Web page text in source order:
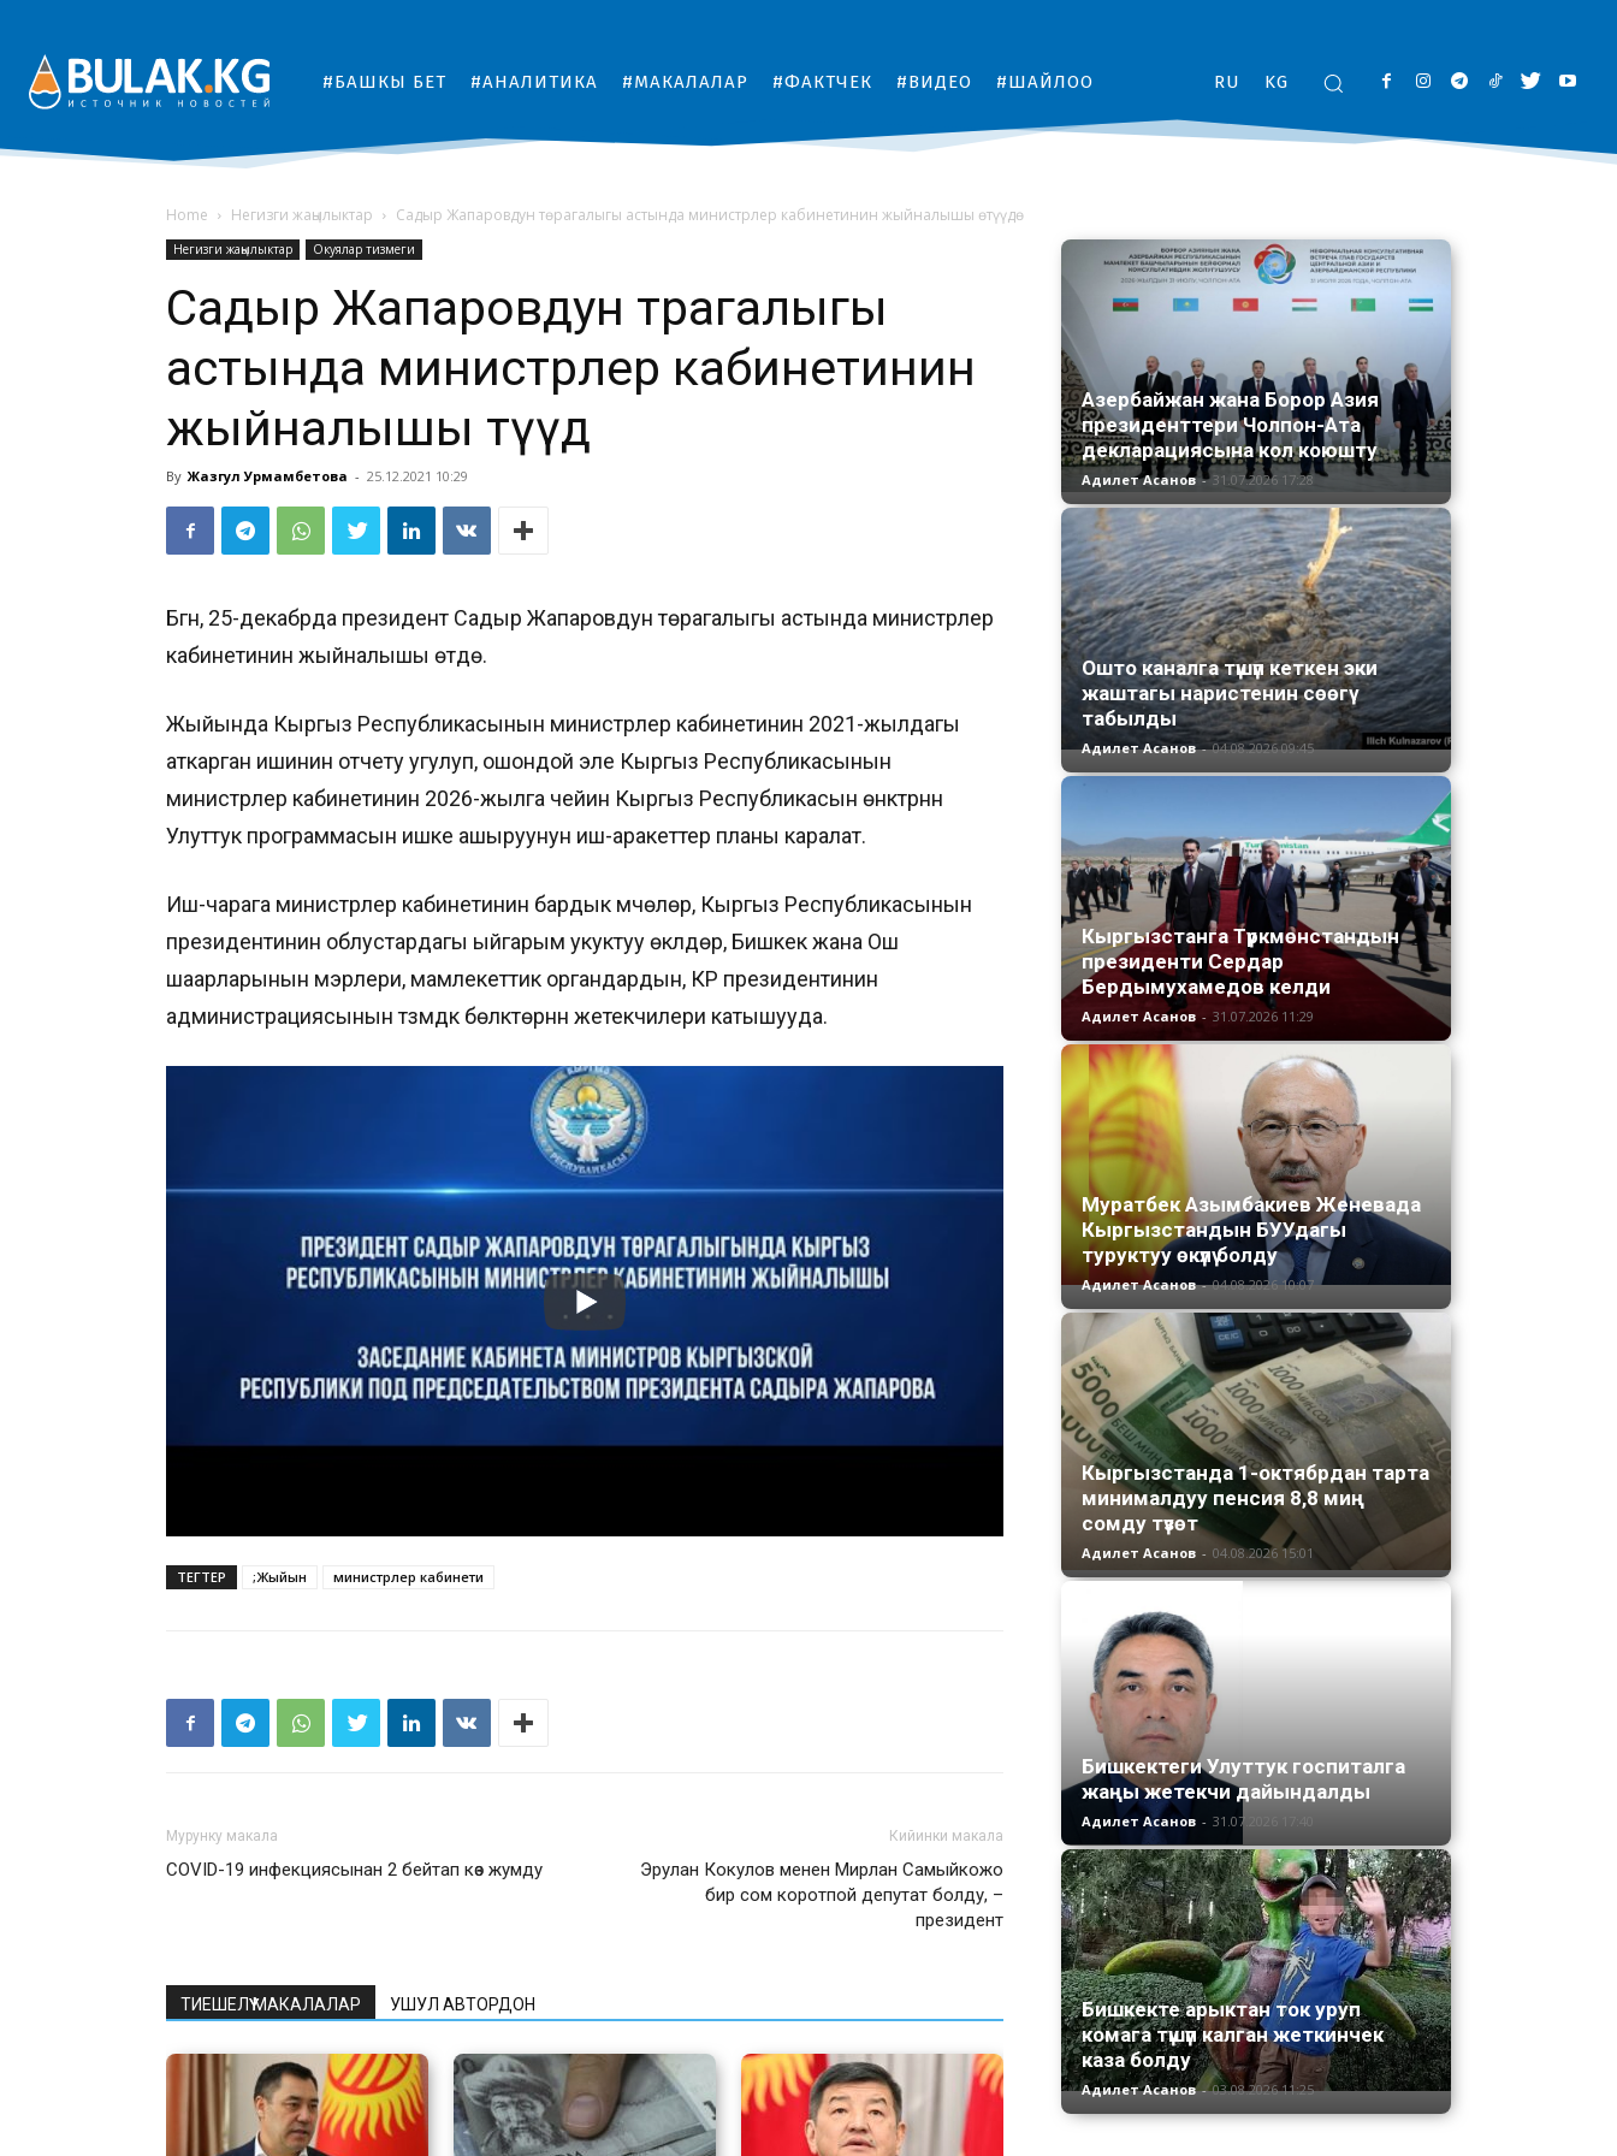
#БАШКЫ БЕТ #АНАЛИТИКА #МАКАЛАЛАР #ФАКТЧЕК #ВИДЕО #ШАЙЛОО RU KG
Home Негизги жаңылыктар Садыр Жапаровдун төрагалыгы астында министрлер кабинетинин жыйналышы өтүүдө
Негизги жаңылыктар Окуялар тизмеги
Садыр Жапаровдун төрагалыгы
астында министрлер кабинетинин
жыйналышы өтүүдө
By Жазгул Урмамбетова - 25.12.2021 10:29
Бүгүн, 25-декабрда президент Садыр Жапаровдун төрагалыгы астында министрлер
кабинетинин жыйналышы өтүүдө.
Жыйында Кыргыз Республикасынын министрлер кабинетинин 2021-жылдагы
аткарган ишинин отчету угулуп, ошондой эле Кыргыз Республикасынын
министрлер кабинетинин 2026-жылга чейин Кыргыз Республикасын өнүктүрүүнүн
Улуттук программасын ишке ашыруунун иш-аракеттер планы каралат.
Иш-чарага министрлер кабинетинин бардык мүчөлөрү, Кыргыз Республикасынын
президентинин облустардагы ыйгарым укуктуу өкүлдөрү, Бишкек жана Ош
шаарларынын мэрлери, мамлекеттик органдардын, КР президентинин
администрациясынын түзүмдүк бөлүктөрүнүн жетекчилери катышууда.
ТЕГТЕР ;Жыйын министрлер кабинети
Мурунку макала
COVID-19 инфекциясынан 2 бейтап көз жумду
Кийинки макала
Эрулан Кокулов менен Мирлан Самыйкожо
бир сом коротпой депутат болду, –
президент
ТИЕШЕЛҮҮ МАКАЛАЛАР УШУЛ АВТОРДОН
Азербайжан жана Борор Азия
президенттери Чолпон-Ата
декларациясына кол коюшту
Адилет Асанов - 31.07.2026 17:28
Ошто каналга түшүп кеткен эки
жаштагы наристенин сөөгү
табылды
Адилет Асанов - 04.08.2026 09:45
Кыргызстанга Түркмөнстандын
президенти Сердар
Бердымухамедов келди
Адилет Асанов - 31.07.2026 11:29
Муратбек Азымбакиев Женевада
Кыргызстандын БУУдагы
туруктуу өкүлү болду
Адилет Асанов - 04.08.2026 10:07
Кыргызстанда 1-октябрдан тарта
минималдуу пенсия 8,8 миң
сомду түзөт
Адилет Асанов - 04.08.2026 15:01
Бишкектеги Улуттук госпиталга
жаңы жетекчи дайындалды
Адилет Асанов - 31.07.2026 17:40
Бишкекте арыктан ток уруп
комага түшүп калган жеткинчек
каза болду
Адилет Асанов - 03.08.2026 11:25